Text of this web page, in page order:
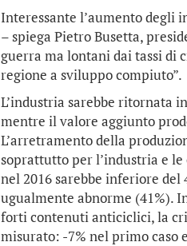
Interessante l’aumento degli
– spiega Pietro Busetta,
guerra ma lontani dai tassi di
regione a sviluppo compiuto”.
L’industria sarebbe ritornata
mentre il valore aggiunto
L’arretramento della
soprattutto per l’industria e
nel 2016 sarebbe inferiore
ugualmente abnorme (41%).
forti contenuti anticiclici, la
misurato: -7% nel primo caso